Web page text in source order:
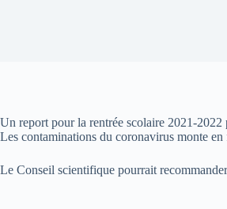
Un report pour la rentrée scolaire 2021-2022
Les contaminations du coronavirus monte
Le Conseil scientifique pourrait